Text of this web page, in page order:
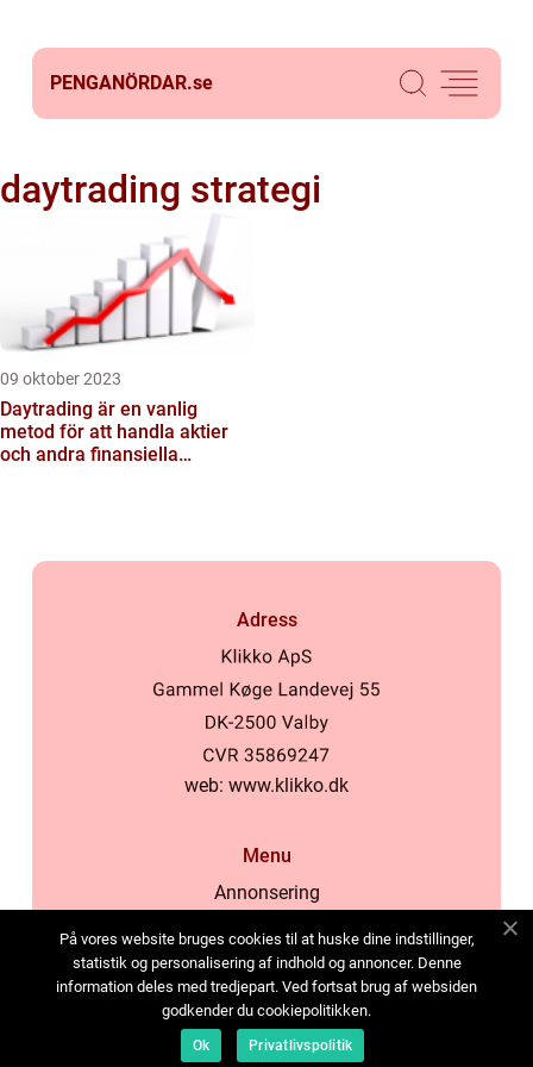
PENGANÖRDAR.se
daytrading strategi
09 oktober 2023
Daytrading är en vanlig
metod för att handla aktier
och andra finansiella
Adress
web: www.klikko.dk
Menu
Annonsering
Cookies
Kontakta oss
Sitemap
På vores website bruges cookies til at huske dine indstillinger,
statistik og personalisering af indhold og annoncer. Denne
information deles med tredjepart. Ved fortsat brug af websiden
godkender du cookiepolitikken.
Ok Privatlivspolitik